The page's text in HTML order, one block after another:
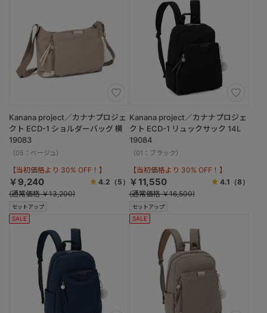
セットアップ
Kanana project／カナナプロジェ
クト ECD-1 ショルダーバッグ 横
19083
（05：ベージュ）
【当初価格より 30% OFF！】
￥9,240 4.2 （5）
(通常価格 ￥13,200)
セットアップ
Kanana project／カナナプロジェ
クト ECD-1 リュックサック 14L
19084
（01：ブラック）
【当初価格より 30% OFF！】
￥11,550 4.1 （8）
(通常価格 ￥16,500)
SALE SALE